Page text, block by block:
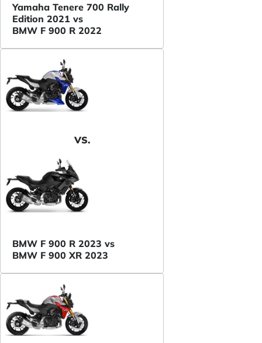
Yamaha Tenere 700 Rally
Edition 2021 vs
BMW F 900 R 2022
VS.
BMW F 900 R 2023 vs
BMW F 900 XR 2023